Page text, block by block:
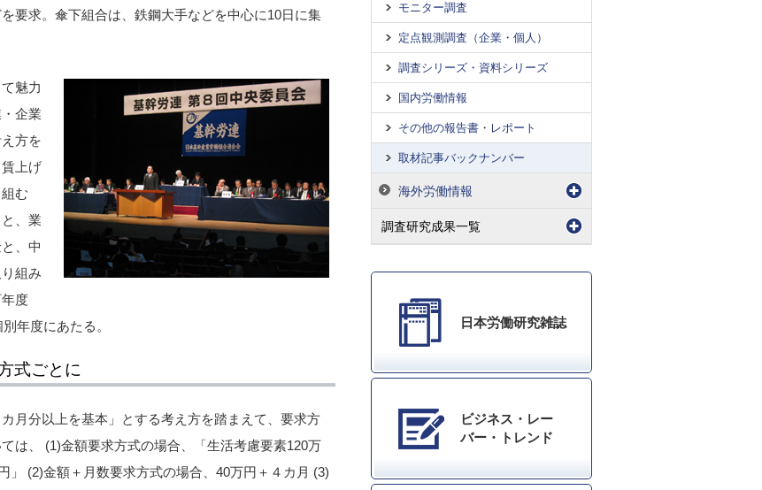
要求。傘下組合は、鉄鋼大手などを中心に10日に集
魅力
企業
方を
上げ
む
、業
、中
組み
度
年度にあたる。
式ごとに
月分以上を基本」とする考え方を踏まえて、要求方
は、 (1)金額要求方式の場合、「生活考慮要素120万
」 (2)金額＋月数要求方式の場合、40万円＋４カ月 (3)
モニター調査
定点観測調査（企業・個人）
調査シリーズ・資料シリーズ
国内労働情報
その他の報告書・レポート
取材記事バックナンバー
海外労働情報
調査研究成果一覧
日本労働研究雑誌
ビジネス・レー
バー・トレンド